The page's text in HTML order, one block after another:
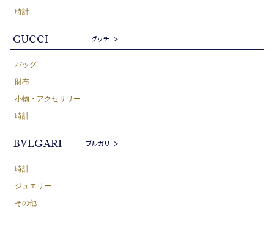
時計
バッグ
財布
小物・アクセサリー
時計
時計
ジュエリー
その他